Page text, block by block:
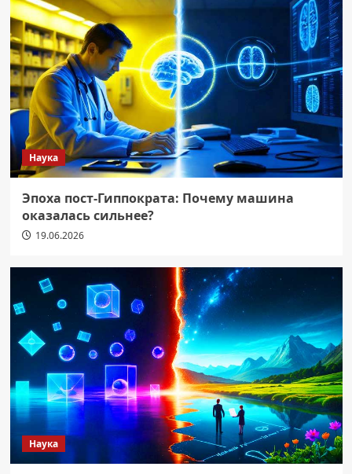
Наука
Эпоха пост-Гиппократа: Почему машина
оказалась сильнее?
19.06.2026
Наука